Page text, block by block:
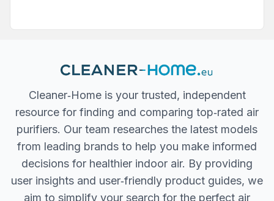
Cleaner‐Home is your trusted, independent
resource for finding and comparing top‐rated air
purifiers. Our team researches the latest models
from leading brands to help you make informed
decisions for healthier indoor air. By providing
user insights and user‐friendly product guides, we
aim to simplify your search for the perfect air